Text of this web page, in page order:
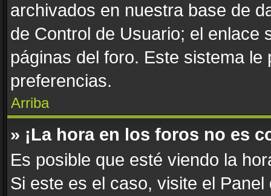
archivados en nuestra base de
de Control de Usuario; el enlace
páginas del foro. Este sistema
preferencias.
Arriba
» ¡La hora en los foros no es
Es posible que esté viendo la
Si este es el caso, visite el